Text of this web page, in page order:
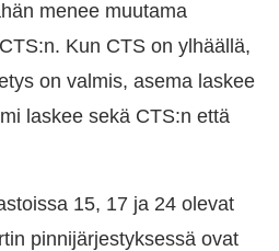
menee muutama
Kun CTS on ylhäällä,
on valmis, asema laskee
laskee sekä CTS:n että
15, 17 ja 24 olevat
pinnijärjestyksessä ovat